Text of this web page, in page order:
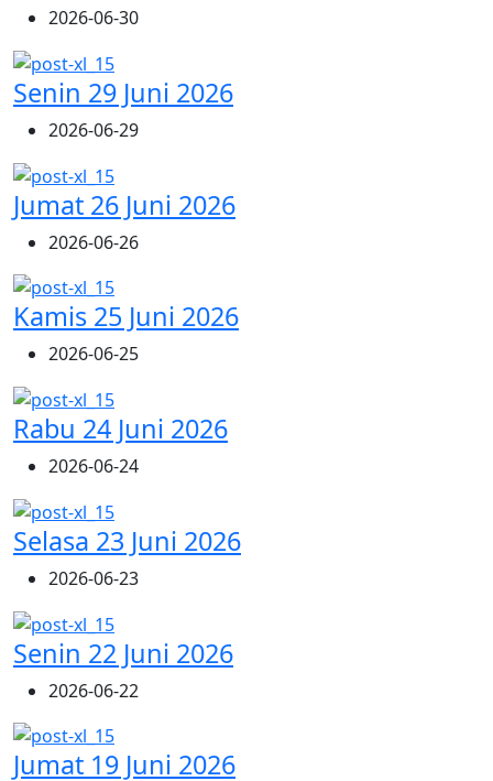
2026-06-30
Senin 29 Juni 2026
2026-06-29
Jumat 26 Juni 2026
2026-06-26
Kamis 25 Juni 2026
2026-06-25
Rabu 24 Juni 2026
2026-06-24
Selasa 23 Juni 2026
2026-06-23
Senin 22 Juni 2026
2026-06-22
Jumat 19 Juni 2026